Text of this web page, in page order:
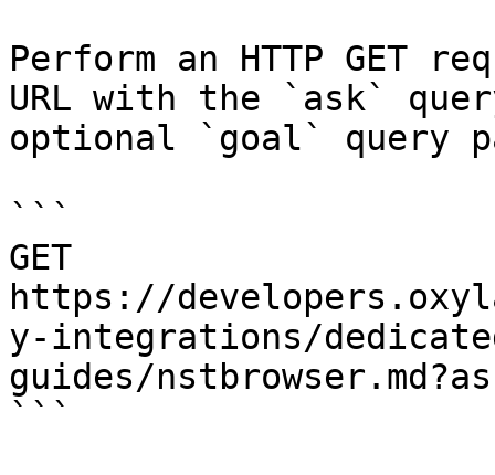
Perform an HTTP GET
URL with the `ask`
optional `goal` query
```
GET
https://
y-integrations/
guides/
```